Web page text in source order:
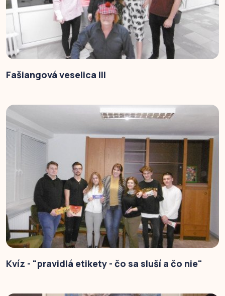
Fašiangová veselica III
Kvíz - "pravidlá etikety - čo sa sluší a čo nie"